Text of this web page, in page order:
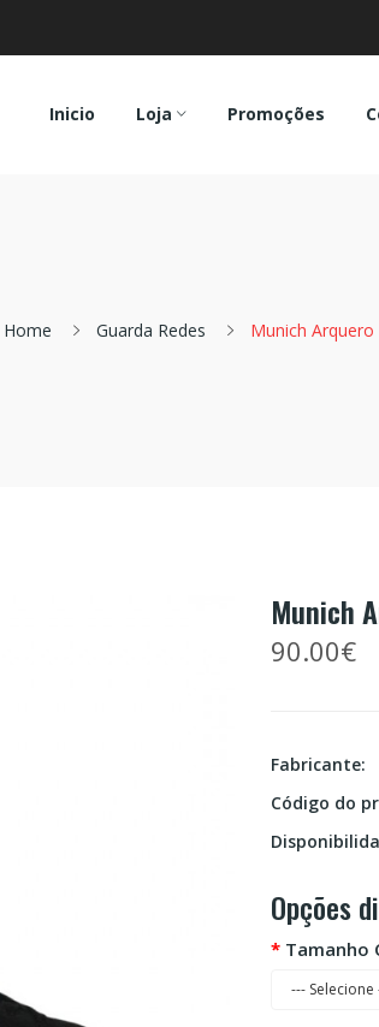
Inicio Loja Promoções
Home Guarda Redes Munich
Munich
90.00€
Fabricante:
Código do
Opções
Tamanho